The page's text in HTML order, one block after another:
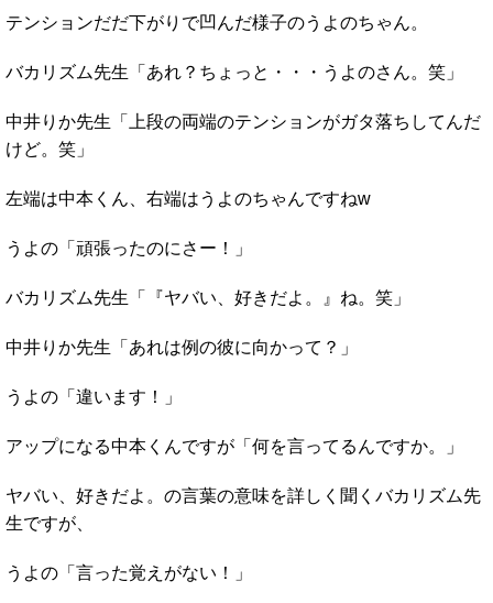
テンションだだ下がりで凹んだ様子のうよのちゃん。
バカリズム先生「あれ？ちょっと・・・うよのさん。笑」
中井りか先生「上段の両端のテンションがガタ落ちしてんだ
けど。笑」
左端は中本くん、右端はうよのちゃんですねw
うよの「頑張ったのにさー！」
バカリズム先生「『ヤバい、好きだよ。』ね。笑」
中井りか先生「あれは例の彼に向かって？」
うよの「違います！」
アップになる中本くんですが「何を言ってるんですか。」
ヤバい、好きだよ。の言葉の意味を詳しく聞くバカリズム先
生ですが、
うよの「言った覚えがない！」